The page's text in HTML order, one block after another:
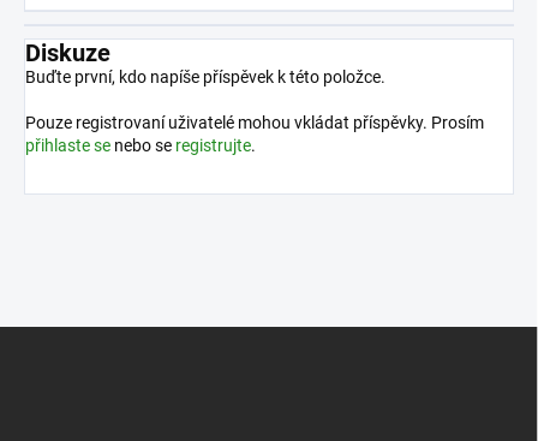
Diskuze
Buďte první, kdo napíše příspěvek k této položce.
Pouze registrovaní uživatelé mohou vkládat příspěvky. Prosím
přihlaste se nebo se registrujte.